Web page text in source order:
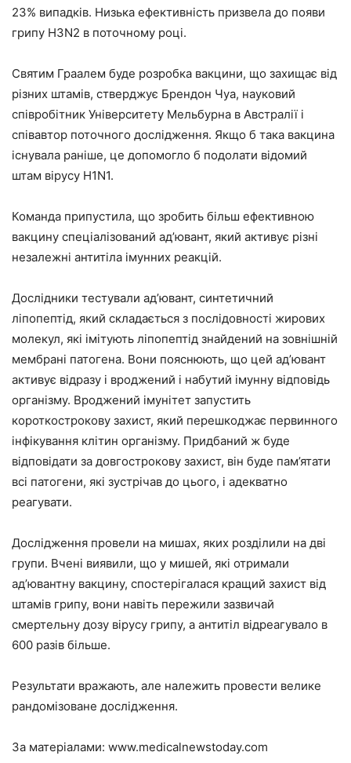
23% випадків. Низька ефективність призвела до появи
грипу H3N2 в поточному році.
Святим Граалем буде розробка вакцини, що захищає від
різних штамів, стверджує Брендон Чуа, науковий
співробітник Університету Мельбурна в Австралії і
співавтор поточного дослідження. Якщо б така вакцина
існувала раніше, це допомогло б подолати відомий
штам вірусу H1N1.
Команда припустила, що зробить більш ефективною
вакцину спеціалізований ад’ювант, який активує різні
незалежні антитіла імунних реакцій.
Дослідники тестували ад’ювант, синтетичний
ліпопептід, який складається з послідовності жирових
молекул, які імітують ліпопептід знайдений на зовнішній
мембрані патогена. Вони пояснюють, що цей ад’ювант
активує відразу і вроджений і набутий імунну відповідь
організму. Вроджений імунітет запустить
короткострокову захист, який перешкоджає первинного
інфікування клітин організму. Придбаний ж буде
відповідати за довгострокову захист, він буде пам’ятати
всі патогени, які зустрічав до цього, і адекватно
реагувати.
Дослідження провели на мишах, яких розділили на дві
групи. Вчені виявили, що у мишей, які отримали
ад’ювантну вакцину, спостерігалася кращий захист від
штамів грипу, вони навіть пережили зазвичай
смертельну дозу вірусу грипу, а антитіл відреагувало в
600 разів більше.
Результати вражають, але належить провести велике
рандомізоване дослідження.
За матеріалами: www.medicalnewstoday.com